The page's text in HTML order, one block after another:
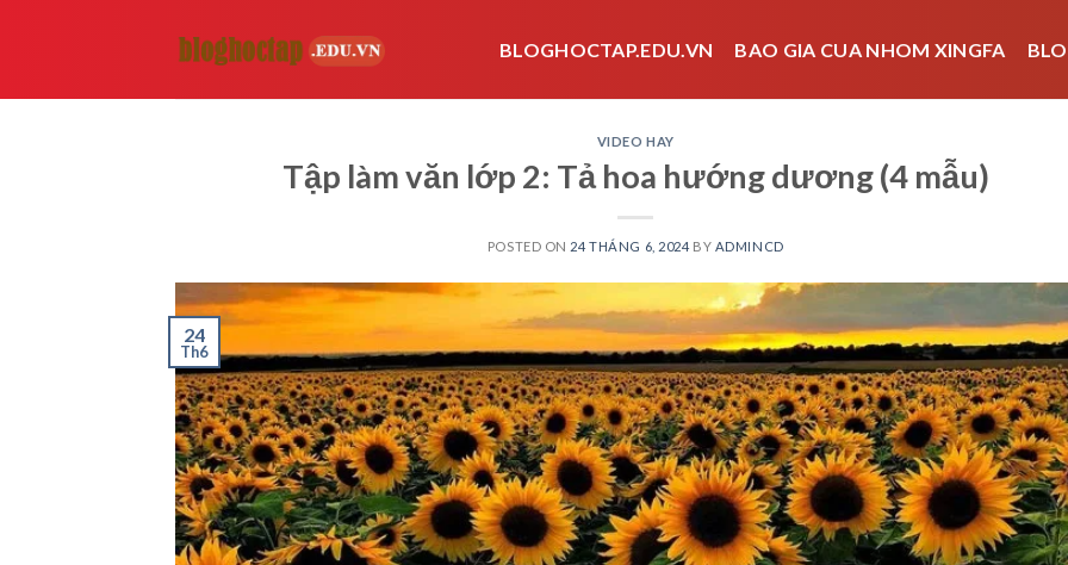
BLOGHOCTAP.EDU.VN BAO GIA CUA NHOM XINGFA
VIDEO HAY
Tập làm văn lớp 2: Tả hoa hướng dương (4 mẫu)
POSTED ON 24 THÁNG 6, 2024 BY ADMINCD
24
Th6